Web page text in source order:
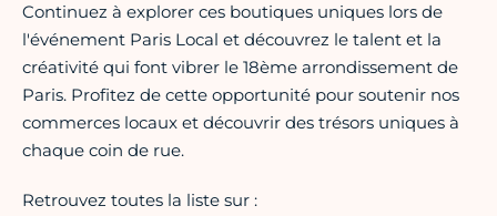
Continuez à explorer ces boutiques uniques lors de
l'événement Paris Local et découvrez le talent et la
créativité qui font vibrer le 18ème arrondissement de
Paris. Profitez de cette opportunité pour soutenir nos
commerces locaux et découvrir des trésors uniques à
chaque coin de rue.
Retrouvez toutes la liste sur :